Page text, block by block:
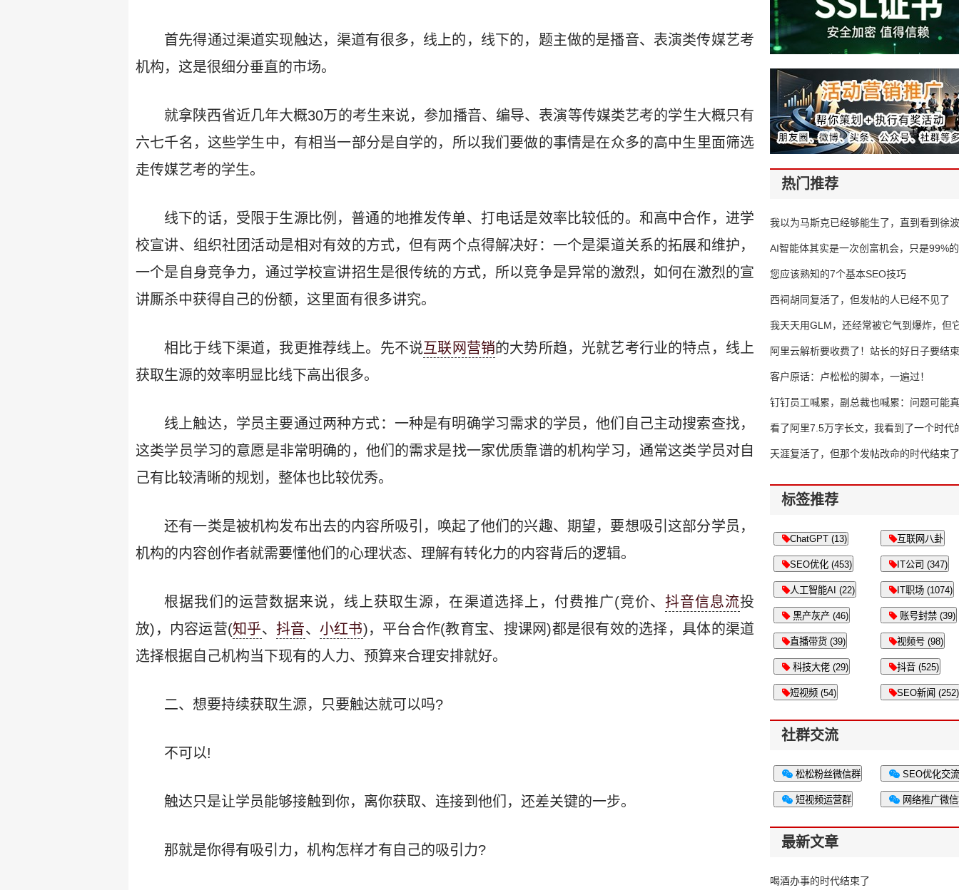
首先得通过渠道实现触达，渠道有很多，线上的，线下的，题主做的是播音、表演类传媒艺考
机构，这是很细分垂直的市场。
就拿陕西省近几年大概30万的考生来说，参加播音、编导、表演等传媒类艺考的学生大概只有
六七千名，这些学生中，有相当一部分是自学的，所以我们要做的事情是在众多的高中生里面筛选
走传媒艺考的学生。
线下的话，受限于生源比例，普通的地推发传单、打电话是效率比较低的。和高中合作，进学
校宣讲、组织社团活动是相对有效的方式，但有两个点得解决好：一个是渠道关系的拓展和维护，
一个是自身竞争力，通过学校宣讲招生是很传统的方式，所以竞争是异常的激烈，如何在激烈的宣
讲厮杀中获得自己的份额，这里面有很多讲究。
相比于线下渠道，我更推荐线上。先不说互联网营销的大势所趋，光就艺考行业的特点，线上
获取生源的效率明显比线下高出很多。
线上触达，学员主要通过两种方式：一种是有明确学习需求的学员，他们自己主动搜索查找，
这类学员学习的意愿是非常明确的，他们的需求是找一家优质靠谱的机构学习，通常这类学员对自
己有比较清晰的规划，整体也比较优秀。
还有一类是被机构发布出去的内容所吸引，唤起了他们的兴趣、期望，要想吸引这部分学员，
机构的内容创作者就需要懂他们的心理状态、理解有转化力的内容背后的逻辑。
根据我们的运营数据来说，线上获取生源，在渠道选择上，付费推广(竞价、 抖音信息流投
放)，内容运营(知乎、 抖音、 小红书)，平台合作(教育宝、搜课网)都是很有效的选择，具体的渠道
选择根据自己机构当下现有的人力、预算来合理安排就好。
二、想要持续获取生源，只要触达就可以吗?
不可以!
触达只是让学员能够接触到你，离你获取、连接到他们，还差关键的一步。
那就是你得有吸引力，机构怎样才有自己的吸引力?
热门推荐
我以为马斯克已经够能生了，直到看到
AI智能体其实是一次创富机会，只是99%
错过了
您应该熟知的7个基本SEO技巧
西祠胡同复活了，但发帖的人已经不见了
我天天用GLM，还经常被它气到爆炸，但
16万亿
阿里云解析要收费了！站长的好日子要结
客户原话：卢松松的脚本，一遍过！
钉钉员工喊累，副总裁也喊累：问题可能
了
看了阿里7.5万字长文，我看到了一个时代
天涯复活了，但那个发帖改命的时代结束了
标签推荐
ChatGPT (13) 互联网八卦
SEO优化 (453) IT公司 (347)
人工智能AI (22) IT职场 (1074)
黑产灰产 (46) 账号封禁 (39)
直播带货 (39) 视频号 (98)
科技大佬 (29) 抖音 (525)
短视频 (54) SEO新闻 (252)
社群交流
松松粉丝微信群 SEO优化交
短视频运营群 网络推广微
最新文章
喝酒办事的时代结束了